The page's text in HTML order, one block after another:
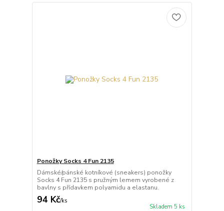
Ponožky Socks 4 Fun 2135
Dámské/pánské kotníkové (sneakers) ponožky
Socks 4 Fun 2135 s pružným lemem vyrobené z
bavlny s přídavkem polyamidu a elastanu.
94 Kč/ks
Skladem 5 ks